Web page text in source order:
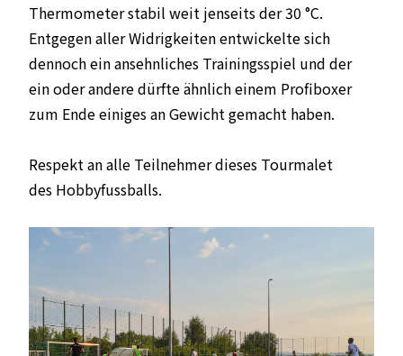
Thermometer stabil weit jenseits der 30 °C.
Entgegen aller Widrigkeiten entwickelte sich
dennoch ein ansehnliches Trainingsspiel und der
ein oder andere dürfte ähnlich einem Profiboxer
zum Ende einiges an Gewicht gemacht haben.
Respekt an alle Teilnehmer dieses Tourmalet
des Hobbyfussballs.